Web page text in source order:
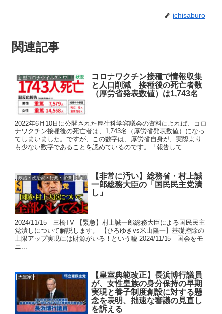
ichisaburo
関連記事
新型コロナウイルス・ワクチン
コロナワクチン接種で情報収集
と人口削減 接種後の死亡者数
（厚労省発表数値）は1,743名
2022年6月10日に公開された厚生科学審議会の資料によれば、コロ
ナワクチン接種後の死亡者は、1,743名（厚労省発表数値）になっ
てしまいました。ですが、この数字は、厚労省自身が、実際より
も少ない数字であることを認めているのです。「報告して...
政治・政治家・行政・官僚
【非常に汚い】総務省・村上誠
一郎総務大臣の「国民民主党潰
し」
2024/11/15 三橋TV 【緊急】村上誠一郎総務大臣による国民民主
党潰しについて解説します。 【ひろゆきvs米山隆一】基礎控除の
上限アップ実現には財源がいる！という嘘 2024/11/15 国会をモ
ニ...
天皇家
【皇室典範改正】長浜博行議員
が、女性皇族の身分保持の早期
実現と養子制度創設に対する懸
念を表明、拙速な審議の見直し
を訴える